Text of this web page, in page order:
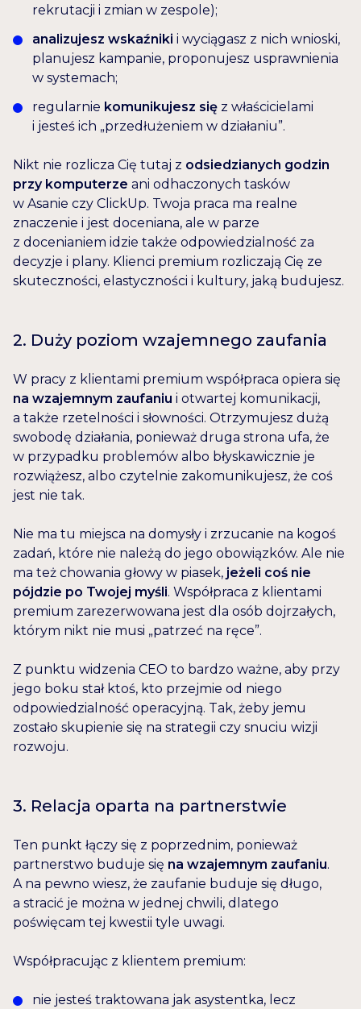
rekrutacji i zmian w zespole);
analizujesz wskaźniki i wyciągasz z nich wnioski,
planujesz kampanie, proponujesz usprawnienia
w systemach;
regularnie komunikujesz się z właścicielami
i jesteś ich „przedłużeniem w działaniu”.
Nikt nie rozlicza Cię tutaj z odsiedzianych godzin
przy komputerze ani odhaczonych tasków
w Asanie czy ClickUp. Twoja praca ma realne
znaczenie i jest doceniana, ale w parze
z docenianiem idzie także odpowiedzialność za
decyzje i plany. Klienci premium rozliczają Cię ze
skuteczności, elastyczności i kultury, jaką budujesz.
2. Duży poziom wzajemnego zaufania
W pracy z klientami premium współpraca opiera się
na wzajemnym zaufaniu i otwartej komunikacji,
a także rzetelności i słowności. Otrzymujesz dużą
swobodę działania, ponieważ druga strona ufa, że
w przypadku problemów albo błyskawicznie je
rozwiążesz, albo czytelnie zakomunikujesz, że coś
jest nie tak.
Nie ma tu miejsca na domysły i zrzucanie na kogoś
zadań, które nie należą do jego obowiązków. Ale nie
ma też chowania głowy w piasek, jeżeli coś nie
pójdzie po Twojej myśli. Współpraca z klientami
premium zarezerwowana jest dla osób dojrzałych,
którym nikt nie musi „patrzeć na ręce”.
Z punktu widzenia CEO to bardzo ważne, aby przy
jego boku stał ktoś, kto przejmie od niego
odpowiedzialność operacyjną. Tak, żeby jemu
zostało skupienie się na strategii czy snuciu wizji
rozwoju.
3. Relacja oparta na partnerstwie
Ten punkt łączy się z poprzednim, ponieważ
partnerstwo buduje się na wzajemnym zaufaniu.
A na pewno wiesz, że zaufanie buduje się długo,
a stracić je można w jednej chwili, dlatego
poświęcam tej kwestii tyle uwagi.
Współpracując z klientem premium:
nie jesteś traktowana jak asystentka, lecz